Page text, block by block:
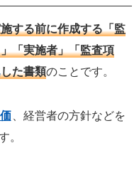
する前に作成する「監
」「実施者」「監査項
した書類のことです。
、経営者の方針などを